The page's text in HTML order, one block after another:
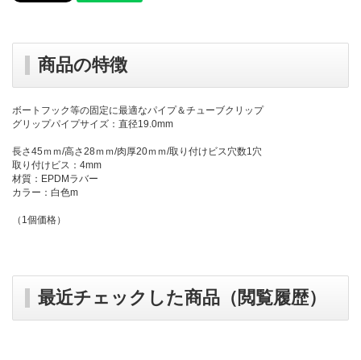
商品の特徴
ボートフック等の固定に最適なパイプ＆チューブクリップ
グリップパイプサイズ：直径19.0mm
長さ45ｍｍ/高さ28ｍｍ/肉厚20ｍｍ/取り付けビス穴数1穴
取り付けビス：4mm
材質：EPDMラバー
カラー：白色m
（1個価格）
最近チェックした商品（閲覧履歴）